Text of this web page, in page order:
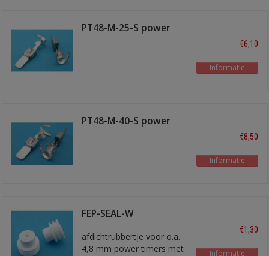
PT48-M-25-S power
€6,10
Informatie
PT48-M-40-S power
€8,50
Informatie
FEP-SEAL-W
afdichtrubbertje voor o.a.
4,8 mm power timers met
€1,30
Informatie